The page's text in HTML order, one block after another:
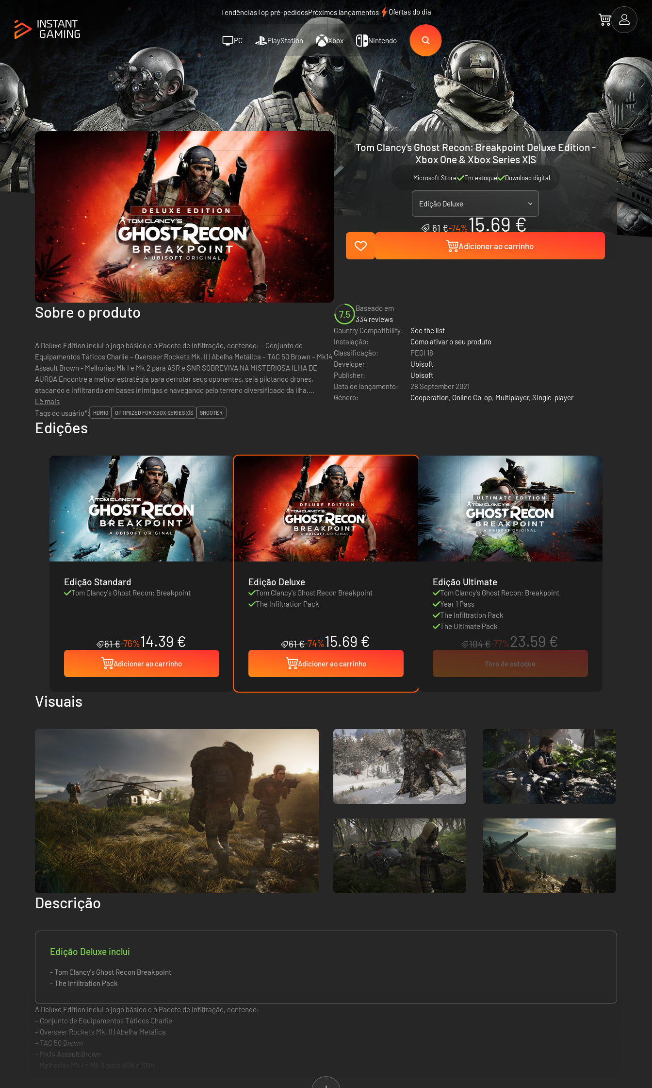
TendênciasTop pré-pedidosPróximos lançamentos Ofertas do dia
PC PlayStation Xbox Nintendo
Tom Clancy's Ghost Recon: Breakpoint Deluxe Edition -
Xbox One & Xbox Series X|S
Microsoft Store Em estoque Download digital
Edição Deluxe
61 €-74%15.69 €
Adicioner ao carrinho
Sobre o produto
A Deluxe Edition inclui o jogo básico e o Pacote de Infiltração, contendo: – Conjunto de
Equipamentos Táticos Charlie – Overseer Rockets Mk. II | Abelha Metálica – TAC 50 Brown – Mk14
Assault Brown - Melhorias Mk I e Mk 2 para ASR e SNR SOBREVIVA NA MISTERIOSA ILHA DE
AUROA Encontre a melhor estratégia para derrotar seus oponentes, seja pilotando drones,
atacando e infiltrando em bases inimigas e navegando pelo terreno diversificado da ilha.
APERFEIÇOE SEU GHOST Crie seu Ghost d...
Lê mais
7.5
Baseado em
334 reviews
Country Compatibility:
See the list
Instalação:
Como ativar o seu produto
Classificação:
PEGI 18
Developer:
Ubisoft
Publisher:
Ubisoft
Data de lançamento:
28 September 2021
Género:
Cooperation, Online Co-op, Multiplayer, Single-player
Tags do usuário*:
HDR10 OPTIMIZED FOR XBOX SERIES X|S SHOOTER
Edições
Edição Standard
Tom Clancy's Ghost Recon: Breakpoint
61 €-76%14.39 €
Adicioner ao carrinho
Edição Deluxe
Tom Clancy's Ghost Recon Breakpoint
The Infiltration Pack
61 €-74%15.69 €
Adicioner ao carrinho
Edição Ultimate
Tom Clancy's Ghost Recon: Breakpoint
Year 1 Pass
The Infiltration Pack
The Ultimate Pack
104 €-77%23.59 €
Fora de estoque
Visuais
Descrição
Edição Deluxe inclui
- Tom Clancy's Ghost Recon Breakpoint
- The Infiltration Pack
A Deluxe Edition inclui o jogo básico e o Pacote de Infiltração, contendo:
– Conjunto de Equipamentos Táticos Charlie
– Overseer Rockets Mk. II | Abelha Metálica
– TAC 50 Brown
– Mk14 Assault Brown